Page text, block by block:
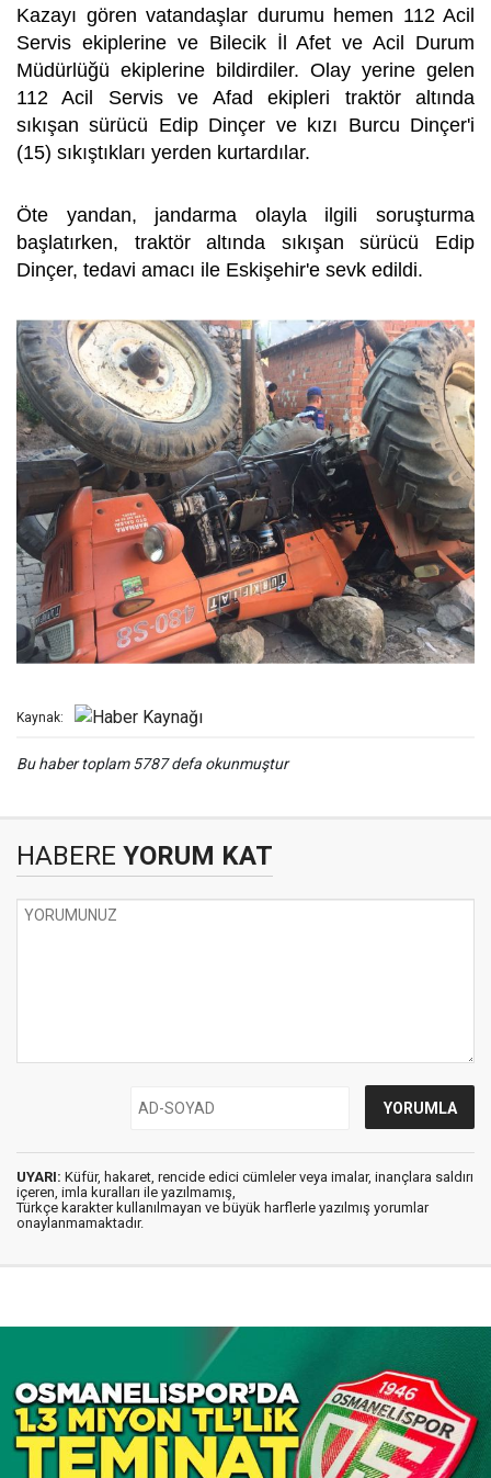
Kazayı gören vatandaşlar durumu hemen 112 Acil
Servis ekiplerine ve Bilecik İl Afet ve Acil Durum
Müdürlüğü ekiplerine bildirdiler. Olay yerine gelen
112 Acil Servis ve Afad ekipleri traktör altında
sıkışan sürücü Edip Dinçer ve kızı Burcu Dinçer'i
(15) sıkıştıkları yerden kurtardılar.
Öte yandan, jandarma olayla ilgili soruşturma
başlatırken, traktör altında sıkışan sürücü Edip
Dinçer, tedavi amacı ile Eskişehir'e sevk edildi.
Kaynak:
Bu haber toplam 5787 defa okunmuştur
HABERE YORUM KAT
UYARI: Küfür, hakaret, rencide edici cümleler veya imalar, inançlara saldırı
içeren, imla kuralları ile yazılmamış,
Türkçe karakter kullanılmayan ve büyük harflerle yazılmış yorumlar
onaylanmamaktadır.